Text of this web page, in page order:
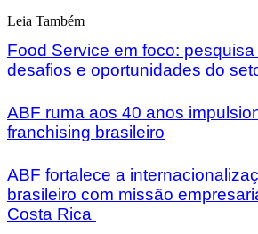
Leia Também
Food Service em foco:
desafios e oportunidades do
ABF ruma aos 40 anos
franchising brasileiro
ABF fortalece a
brasileiro com missão
Costa Rica